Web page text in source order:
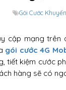
Gói Cước
cập mạng trên
gói cước 4G
tiết kiệm cước
hàng sẽ có